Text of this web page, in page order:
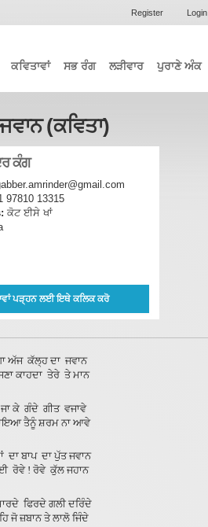
Register Login
ਕਵਿਤਾਵਾਂ ਸਭ ਰੰਗ ਲੜੀਵਾਰ ਪੁਰਾਣੇ ਅੰਕ
(ਕਵਿਤਾ)
ਕੰਗ
97810 13315
ਕੋਟ ਈਸੇ ਖਾਂ
ਪੜ੍ਹਨ ਲਈ ਇਥੇ ਕਲਿਕ ਕਰੋ
ਅੱਜ ਕੱਲ੍ਹ ਦਾ ਜਵਾਨ
ਕਾਹਦਾ ਤੇਰੇ ਤੇ ਮਾਨ
ਕੇ ਗੰਦੇ ਗੀਤ ਵਜਾਵੇ
ਤੈਨੂੰਸ਼ਰਮ ਨਾ ਆਵੇ
ਦਾ ਬਾਪ ਦਾ ਪੁੱਤ ਜਵਾਨ
ਰੋਵੇ ! ਰੋਵੇ ਕੁੱਲ ਜਹਾਨ
ਫਿਰਦੇ ਗਲੀ ਦਰਿੰਦੇ
ਜੋ ਜ਼ਬਾਨ ਤੇ ਲਾਲੋ ਜਿੰਦੇ